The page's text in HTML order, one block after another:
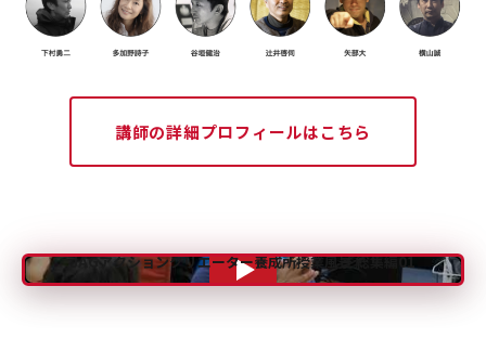
講師の詳細プロフィールはこちら
JAGアクションクリエーター養成所授業風景 総集編01